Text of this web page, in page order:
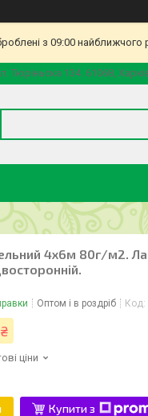
з 09:00 найближчого
Тюріньска 134. 61068,
4х6м 80г/м2.
Оптом і в роздріб Код:
ціни
Купити з